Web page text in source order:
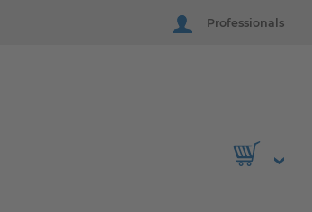
Professionals